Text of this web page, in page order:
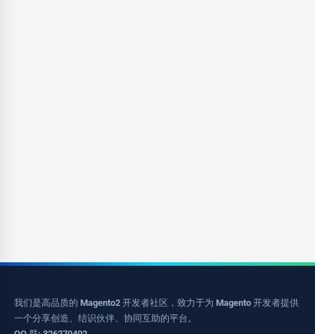
我们是高品质的 Magento2 开发者社区，致力于为 Magento 开发者提供
一个分享创造、结识伙伴、协同互助的平台。